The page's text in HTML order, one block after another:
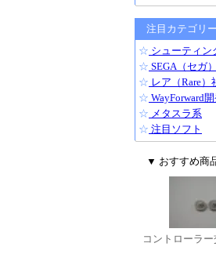
注目カテゴリー
☆ シューティン
☆ SEGA（セガ）
☆ レア（Rare）
☆ WayForward
☆ メタスラ系
☆ 注目ソフト
▼ おすすめ商
コントローラー